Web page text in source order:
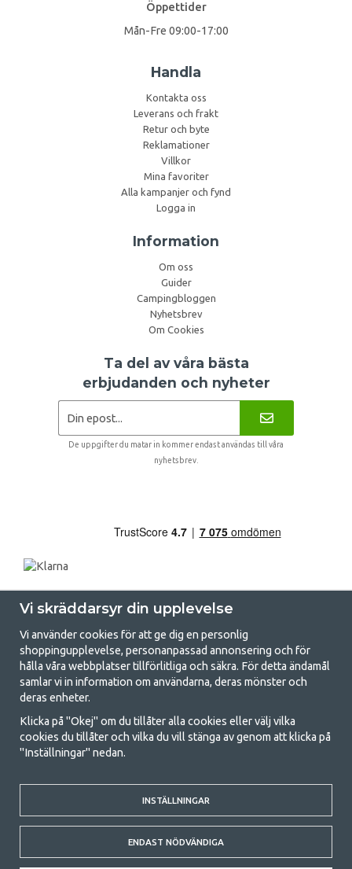
Öppettider
Mån-Fre 09:00-17:00
Handla
Kontakta oss
Leverans och frakt
Retur och byte
Reklamationer
Villkor
Mina favoriter
Alla kampanjer och fynd
Logga in
Information
Om oss
Guider
Campingbloggen
Nyhetsbrev
Om Cookies
Ta del av våra bästa
erbjudanden och nyheter
De uppgifter du matar in kommer endast användas till våra
nyhetsbrev.
GetCamping.se - Din butik för camping
och uteliv
Att campa kan antingen vara en livsstil eller ett sätt att samla familjen
för ett gemensamt äventyr. Oavsett vilken kategori du tillhör hittar du
med att campa så därför erbjuder vi riktigt bra priser på familjetält,
husvagnstält och all annan utrustning för camping och friluftsliv. Vårt
mål är att i varje priskategori erbjuda den bästa campingutrustningen
gällande kvalitet och funktionalitet. Ta gärna kontakt med oss om det
är något du saknar eller vill veta mer om.
© 2020 GetCamping. All rights reserved.
Vi skräddarsyr din upplevelse
Vi använder cookies för att ge dig en personlig
shoppingupplevelse, personanpassad annonsering och för
hålla våra webbplatser tillförlitliga och säkra. För detta ändamål
samlar vi in information om användarna, deras mönster och
deras enheter.
Klicka på "Okej" om du tillåter alla cookies eller välj vilka
cookies du tillåter och vilka du vill stänga av genom att klicka på
"Inställningar" nedan.
INSTÄLLNINGAR
ENDAST NÖDVÄNDIGA